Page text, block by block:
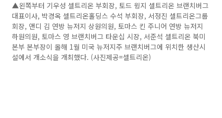
▲왼쪽부터 기우성 셀트리온 부회장, 토드 윙지 셀트리온 브랜치버그
대표이사, 박경옥 셀트리온홀딩스 수석 부회장, 서정진 셀트리온그룹
회장, 앤디 김 연방 뉴저지 상원의원, 토마스 킨 주니어 연방 뉴저지
하원의원, 토마스 영 브랜치버그 타운십 시장, 서준석 셀트리온 북미
본부 본부장이 올해 1월 미국 뉴저지주 브랜치버그에 위치한 생산시
설에서 개소식을 개최했다. (사진제공=셀트리온)